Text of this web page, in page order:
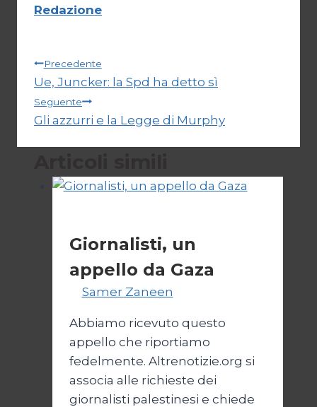
Redazione
Navigazione
articoli
Precedente
Ue, Juncker: la Spd ha detto sì
Seguente
Gli azzurri e la Legge di Murphy
Giornalisti, un
appello da Gaza
Samer Zaneen
Abbiamo ricevuto questo
appello che riportiamo
fedelmente. Altrenotizie.org si
associa alle richieste dei
giornalisti palestinesi e chiede